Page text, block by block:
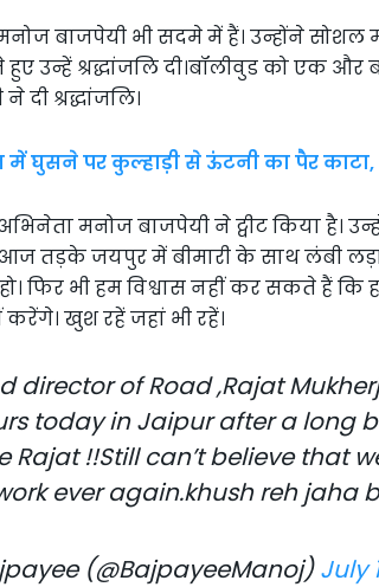
बाजपेयी भी सदमे में हैं। उन्होंने सोशल
उन्हें श्रद्धांजलि दी।बॉलीवुड को एक और
श्रद्धांजलि।
में घुसने पर कुल्हाड़ी से ऊंटनी का पैर
मनोज बाजपेयी ने ट्वीट किया है।
तड़के जयपुर में बीमारी के साथ लंबी
फिर भी हम विश्वास नहीं कर सकते हैं
खुश रहें जहां भी रहें।
director of Road ,Rajat
today in Jaipur after a long
Rajat !!Still can’t believe that
ever again.khush reh jaha
(@BajpayeeManoj)July